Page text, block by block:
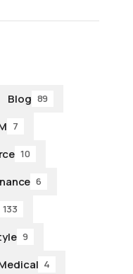
Blog 89
7
10
6
133
9
4